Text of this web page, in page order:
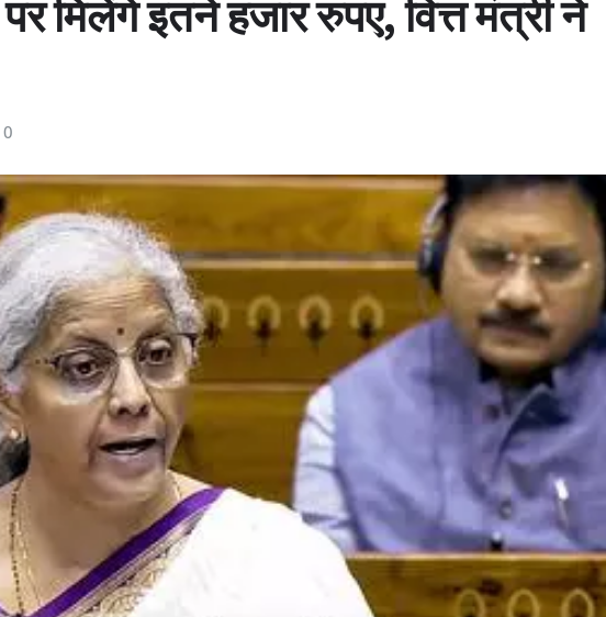
मिलेंगे इतने हजार रुपए, वित्त मंत्री ने
0